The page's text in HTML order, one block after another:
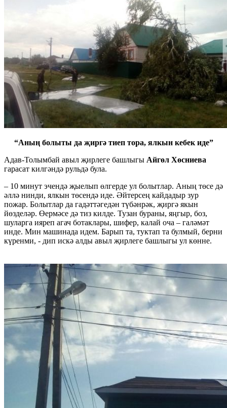
“Аның болыты да җиргә тиеп тора, ялкын кебек иде”
Адав-Толымбай авыл җирлеге башлыгы Айгөл Хөсниева
гарасат килгәндә рульдә була.
– 10 минут эчендә җыелып өлгерде ул болытлар. Аның төсе дә
әллә нинди, ялкын төсендә иде. Әйтерсең кайдадыр зур
пожар. Болытлар да гадәттәгедән түбәнрәк, җиргә якын
йөзделәр. Өермәсе дә тиз килде. Тузан бураны, яңгыр, боз,
шуларга ияреп агач ботаклары, шифер, калай оча – галәмәт
инде. Мин машинада идем. Барып та, туктап та булмый, берни
күренми, - дип искә алды авыл җирлеге башлыгы ул көнне.